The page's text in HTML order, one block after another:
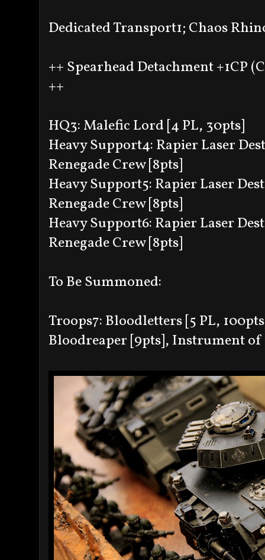
Dedicated Transport1; Chaos
++ Spearhead Detachment +1CP
++
HQ3: Malefic Lord [4 PL, 30pts]
Heavy Support4: Rapier Laser
Renegade Crew [8pts]
Heavy Support5: Rapier Laser
Renegade Crew [8pts]
Heavy Support6: Rapier Laser
Renegade Crew [8pts]
To Be Summoned:
Troops7: Bloodletters [5 PL,
Bloodreaper [9pts], Instrument of